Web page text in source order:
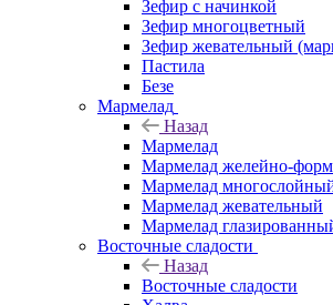
Зефир с начинкой
Зефир многоцветный
Зефир жевательный
Пастила
Безе
Мармелад
Назад
Мармелад
Мармелад желейно-
Мармелад
Мармелад жевательный
Мармелад
Восточные сладости
Назад
Восточные сладости